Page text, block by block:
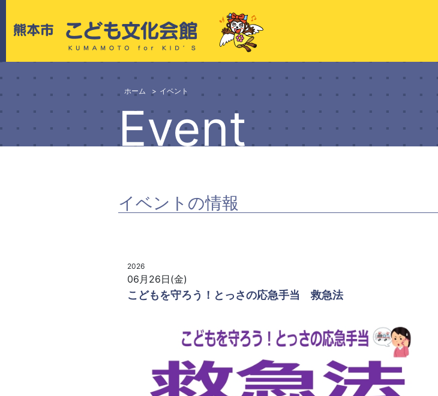
ホーム イベント
Event
イベントの情報
2026
06月26日(金)
こどもを守ろう！とっさの応急手当 救急法